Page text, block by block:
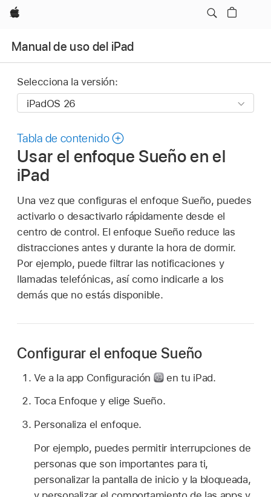
Apple
Manual de uso del iPad
Selecciona la versión:
Tabla de contenido
Usar el enfoque Sueño en el
iPad
Una vez que configuras el enfoque Sueño, puedes
activarlo o desactivarlo rápidamente desde el
centro de control. El enfoque Sueño reduce las
distracciones antes y durante la hora de dormir.
Por ejemplo, puede filtrar las notificaciones y
llamadas telefónicas, así como indicarle a los
demás que no estás disponible.
Configurar el enfoque Sueño
Ve a la app Configuración
en tu iPad.
Toca Enfoque y elige Sueño.
Personaliza el enfoque.
Por ejemplo, puedes permitir interrupciones de
personas que son importantes para ti,
personalizar la pantalla de inicio y la bloqueada,